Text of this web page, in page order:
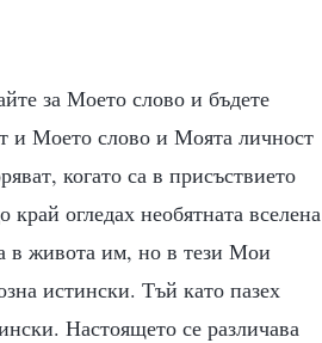
за Моето слово и бъдете
и Моето слово и Моята личност
когато са в присъствието
огледах необятната вселена
в живота им, но в тези Мои
истински. Тъй като пазех
Настоящето се различава